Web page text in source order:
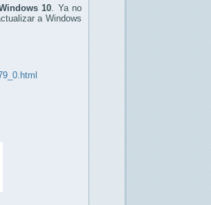
10. Ya no
a Windows